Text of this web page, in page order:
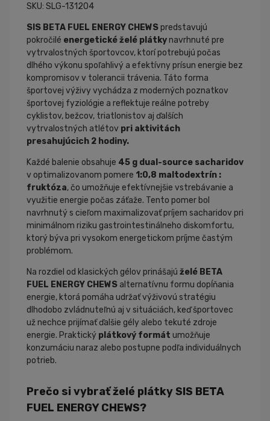
SKU: SLG-131204
SIS BETA FUEL ENERGY CHEWSpredstavujú
pokročilé energetické želé plátkynavrhnuté pre
vytrvalostných športovcov, ktorí potrebujú počas
dlhého výkonu spoľahlivý a efektívny prísun energie bez
kompromisov v tolerancii trávenia. Táto forma
športovej výživy vychádza z moderných poznatkov
športovej fyziológie a reflektuje reálne potreby
cyklistov, bežcov, triatlonistov aj ďalších
vytrvalostných atlétov pri aktivitách
presahujúcich 2 hodiny.
Každé balenie obsahuje 45 g dual-source sacharidov
v optimalizovanom pomere 1:0,8 maltodextrín :
fruktóza, čo umožňuje efektívnejšie vstrebávanie a
využitie energie počas záťaže. Tento pomer bol
navrhnutý s cieľom maximalizovať príjem sacharidov pri
minimálnom riziku gastrointestinálneho diskomfortu,
ktorý býva pri vysokom energetickom príjme častým
problémom.
Na rozdiel od klasických gélov prinášajú želé BETA
FUEL ENERGY CHEWS alternatívnu formu dopĺňania
energie, ktorá pomáha udržať výživovú stratégiu
dlhodobo zvládnuteľnú aj v situáciách, keď športovec
už nechce prijímať ďalšie gély alebo tekuté zdroje
energie. Praktický plátkový formát umožňuje
konzumáciu naraz alebo postupne podľa individuálnych
potrieb.
Prečo si vybrať želé plátky SIS BETA
FUEL ENERGY CHEWS?